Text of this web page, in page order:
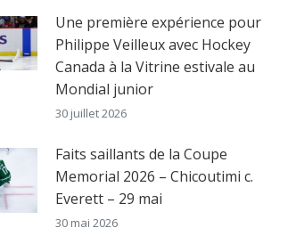
Une première expérience pour
Philippe Veilleux avec Hockey
Canada à la Vitrine estivale au
Mondial junior
30 juillet 2026
Faits saillants de la Coupe
Memorial 2026 – Chicoutimi c.
Everett – 29 mai
30 mai 2026